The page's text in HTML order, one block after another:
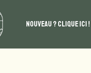
NOUVEAU ? CLIQUE ICI !